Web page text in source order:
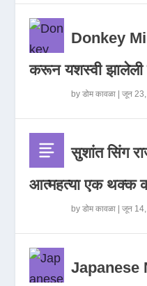
Donkey
करून यशस्वी झालेली
byडोम कावळा |जून
सुशांत सिंग
आत्महत्या एक थक्क
byडोम कावळा |जून
Japanese